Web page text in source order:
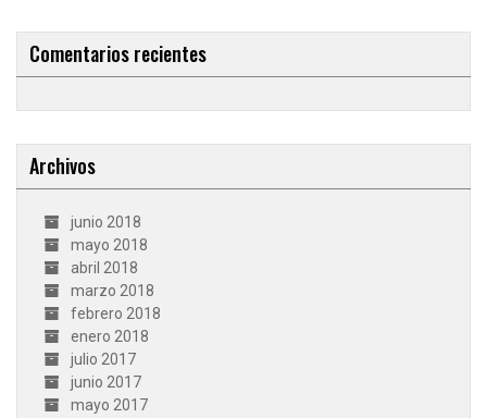
Comentarios recientes
Archivos
junio 2018
mayo 2018
abril 2018
marzo 2018
febrero 2018
enero 2018
julio 2017
junio 2017
mayo 2017